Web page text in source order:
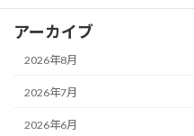
アーカイブ
2026年8月
2026年7月
2026年6月